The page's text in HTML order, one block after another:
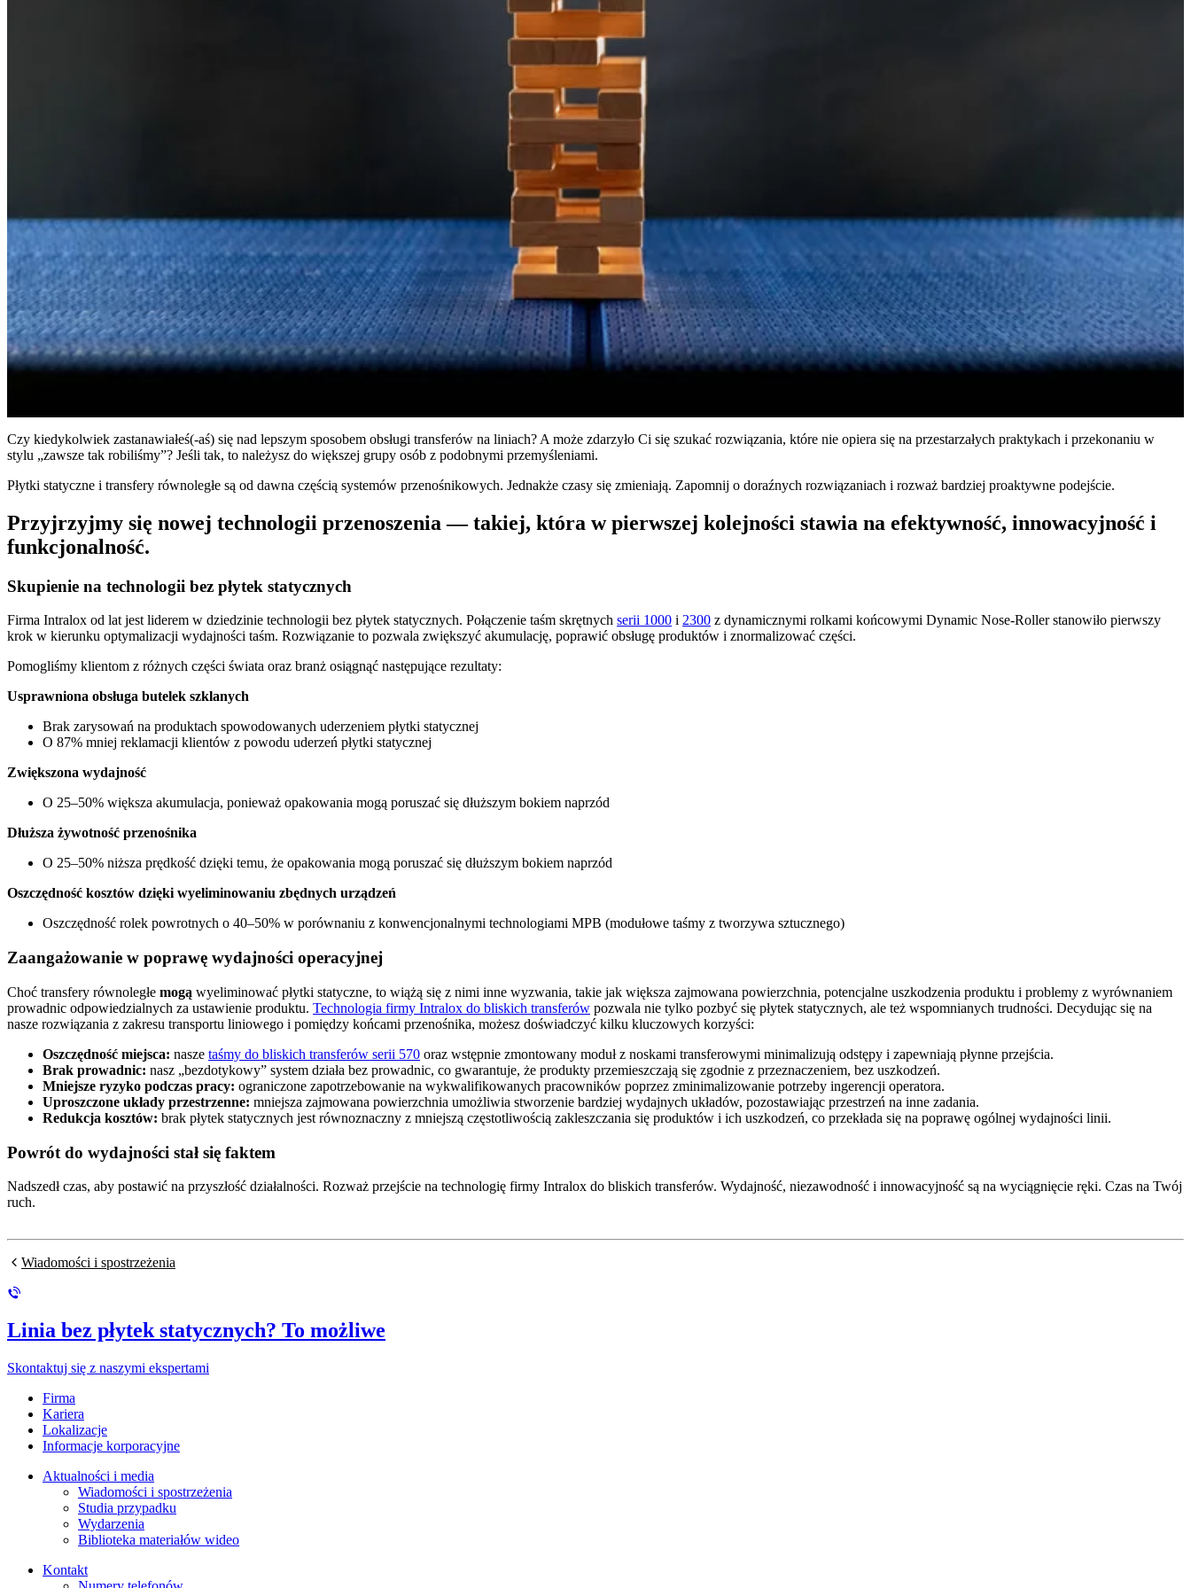
Czy kiedykolwiek zastanawiałeś(-aś) się nad lepszym sposobem obsługi transferów na liniach? A może zdarzyło Ci się szukać rozwiązania, które nie opiera się na przestarzałych praktykach i przekonaniu w
stylu „zawsze tak robiliśmy”? Jeśli tak, to należysz do większej grupy osób z podobnymi przemyśleniami.
Płytki statyczne i transfery równoległe są od dawna częścią systemów przenośnikowych. Jednakże czasy się zmieniają. Zapomnij o doraźnych rozwiązaniach i rozważ bardziej proaktywne podejście.
Przyjrzyjmy się nowej technologii przenoszenia — takiej, która w pierwszej kolejności stawia na efektywność, innowacyjność i
funkcjonalność.
Skupienie na technologii bez płytek statycznych
Firma Intralox od lat jest liderem w dziedzinie technologii bez płytek statycznych. Połączenie taśm skrętnych serii 1000 i 2300 z dynamicznymi rolkami końcowymi Dynamic Nose-Roller stanowiło pierwszy
krok w kierunku optymalizacji wydajności taśm. Rozwiązanie to pozwala zwiększyć akumulację, poprawić obsługę produktów i znormalizować części.
Pomogliśmy klientom z różnych części świata oraz branż osiągnąć następujące rezultaty:
Usprawniona obsługa butelek szklanych
Brak zarysowań na produktach spowodowanych uderzeniem płytki statycznej
O 87% mniej reklamacji klientów z powodu uderzeń płytki statycznej
Zwiększona wydajność
O 25–50% większa akumulacja, ponieważ opakowania mogą poruszać się dłuższym bokiem naprzód
Dłuższa żywotność przenośnika
O 25–50% niższa prędkość dzięki temu, że opakowania mogą poruszać się dłuższym bokiem naprzód
Oszczędność kosztów dzięki wyeliminowaniu zbędnych urządzeń
Oszczędność rolek powrotnych o 40–50% w porównaniu z konwencjonalnymi technologiami MPB (modułowe taśmy z tworzywa sztucznego)
Zaangażowanie w poprawę wydajności operacyjnej
Choć transfery równoległe mogą wyeliminować płytki statyczne, to wiążą się z nimi inne wyzwania, takie jak większa zajmowana powierzchnia, potencjalne uszkodzenia produktu i problemy z wyrównaniem
prowadnic odpowiedzialnych za ustawienie produktu. Technologia firmy Intralox do bliskich transferów pozwala nie tylko pozbyć się płytek statycznych, ale też wspomnianych trudności. Decydując się na
nasze rozwiązania z zakresu transportu liniowego i pomiędzy końcami przenośnika, możesz doświadczyć kilku kluczowych korzyści:
Oszczędność miejsca: nasze taśmy do bliskich transferów serii 570 oraz wstępnie zmontowany moduł z noskami transferowymi minimalizują odstępy i zapewniają płynne przejścia.
Brak prowadnic: nasz „bezdotykowy” system działa bez prowadnic, co gwarantuje, że produkty przemieszczają się zgodnie z przeznaczeniem, bez uszkodzeń.
Mniejsze ryzyko podczas pracy: ograniczone zapotrzebowanie na wykwalifikowanych pracowników poprzez zminimalizowanie potrzeby ingerencji operatora.
Uproszczone układy przestrzenne: mniejsza zajmowana powierzchnia umożliwia stworzenie bardziej wydajnych układów, pozostawiając przestrzeń na inne zadania.
Redukcja kosztów: brak płytek statycznych jest równoznaczny z mniejszą częstotliwością zakleszczania się produktów i ich uszkodzeń, co przekłada się na poprawę ogólnej wydajności linii.
Powrót do wydajności stał się faktem
Nadszedł czas, aby postawić na przyszłość działalności. Rozważ przejście na technologię firmy Intralox do bliskich transferów. Wydajność, niezawodność i innowacyjność są na wyciągnięcie ręki. Czas na Twój
ruch.
Wiadomości i spostrzeżenia
Linia bez płytek statycznych? To możliwe
Skontaktuj się z naszymi ekspertami
Firma
Kariera
Lokalizacje
Informacje korporacyjne
Aktualności i media
Wiadomości i spostrzeżenia
Studia przypadku
Wydarzenia
Biblioteka materiałów wideo
Kontakt